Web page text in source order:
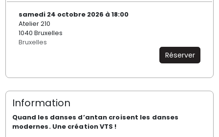
samedi 24 octobre 2026 à 18:00
Atelier 210
1040 Bruxelles
Bruxelles
Réserver
Information
Quand les danses d’antan croisent les danses
modernes. Une création VTS !